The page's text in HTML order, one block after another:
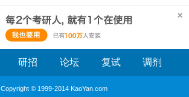
研招 论坛 复试 调剂
Copyright © 1999-2014 KaoYan.com